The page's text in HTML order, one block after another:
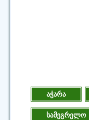
აჭარა
სამეგრელო